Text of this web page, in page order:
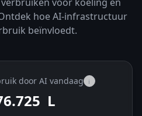
hoe AI-infrastructuur
beïnvloedt.
door AI vandaag i
L